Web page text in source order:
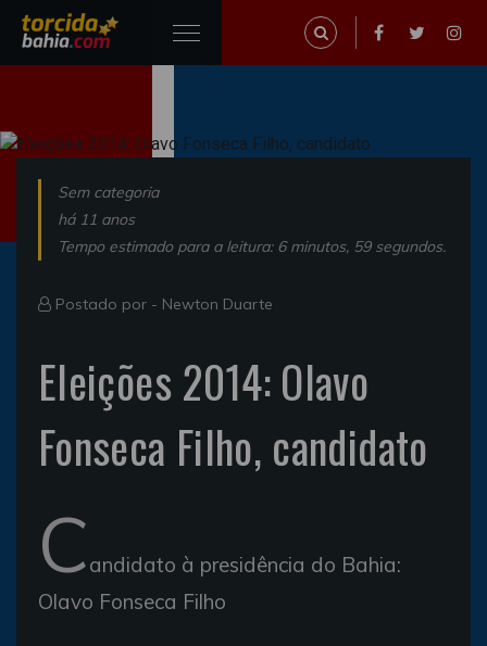
Sem categoria
há 11 anos
Tempo estimado para a leitura: 6 minutos, 59 segundos.
Postado por - Newton Duarte
Eleições 2014: Olavo
Fonseca Filho, candidato
Candidato à presidência do Bahia:
Olavo Fonseca Filho